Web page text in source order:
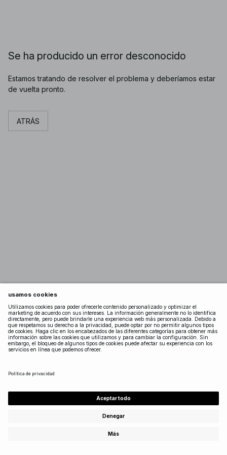
Se ha producido un error desconocido
Estamos tratando de resolver el problema y deberíamos estar
de vuelta pronto.
ATRÁS